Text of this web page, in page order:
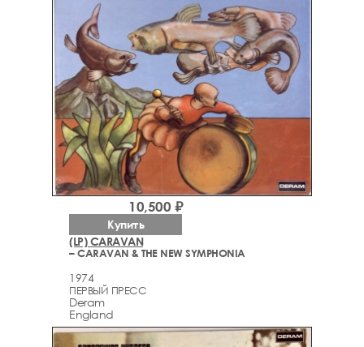
(LP) CARAVAN
– CARAVAN & THE NEW SYMPHONIA
1974
ПЕРВЫЙ ПРЕСС
Deram
England
10,500 ₽
Купить